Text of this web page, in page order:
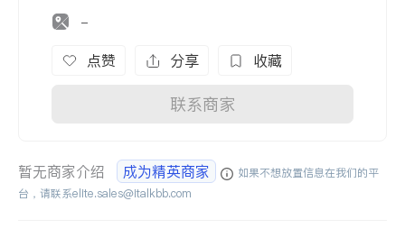
-
点赞 分享 收藏
联系商家
暂无商家介绍 成为精英商家
如果不想放置信息在我们的平
台，请联系elite.sales@italkbb.com